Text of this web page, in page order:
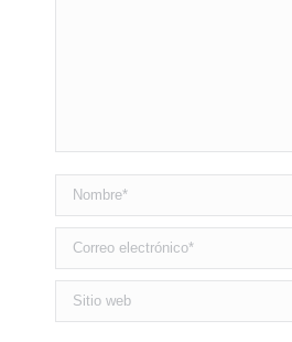
Nombre *
Correo electrónico *
Sitio web